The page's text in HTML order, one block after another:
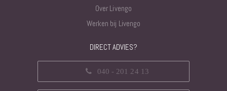
Over Livengo
Werken bij Livengo
DIRECT ADVIES?
040 - 201 24 13